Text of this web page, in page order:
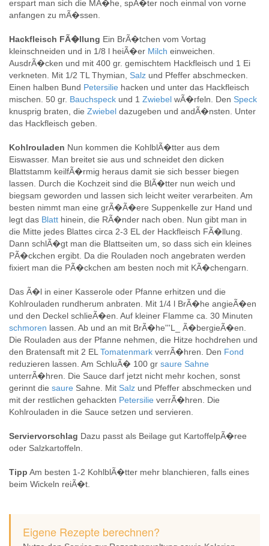
erspart man sich die MÃ�he, spÃ�ter noch einmal von vorne
anfangen zu mÃ�ssen.
Hackfleisch FÃ�llung Ein BrÃ�tchen vom Vortag
kleinschneiden und in 1/8 l heiÃ�er Milch einweichen.
AusdrÃ�cken und mit 400 gr. gemischtem Hackfleisch und 1 Ei
verkneten. Mit 1/2 TL Thymian, Salz und Pfeffer abschmecken.
Einen halben Bund Petersilie hacken und unter das Hackfleisch
mischen. 50 gr. Bauchspeck und 1 Zwiebel wÃ�rfeln. Den Speck
knusprig braten, die Zwiebel dazugeben und andÃ�nsten. Unter
das Hackfleisch geben.
Kohlrouladen Nun kommen die KohlblÃ�tter aus dem
Eiswasser. Man breitet sie aus und schneidet den dicken
Blattstamm keilfÃ�rmig heraus damit sie sich besser biegen
lassen. Durch die Kochzeit sind die BlÃ�tter nun weich und
biegsam geworden und lassen sich leicht weiter verarbeiten. Am
besten nimmt man eine grÃ�Ã�ere Suppenkelle zur Hand und
legt das Blatt hinein, die RÃ�nder nach oben. Nun gibt man in
die Mitte jedes Blattes circa 2-3 EL der Hackfleisch FÃ�llung.
Dann schlÃ�gt man die Blattseiten um, so dass sich ein kleines
PÃ�ckchen ergibt. Da die Rouladen noch angebraten werden
fixiert man die PÃ�ckchen am besten noch mit KÃ�chengarn.
Das Ã�l in einer Kasserole oder Pfanne erhitzen und die
Kohlrouladen rundherum anbraten. Mit 1/4 l BrÃ�he angieÃ�en
und den Deckel schlieÃ�en. Auf kleiner Flamme ca. 30 Minuten
schmoren lassen. Ab und an mit BrÃ�he'''L_ Ã�bergieÃ�en.
Die Rouladen aus der Pfanne nehmen, die Hitze hochdrehen und
den Bratensaft mit 2 EL Tomatenmark verrÃ�hren. Den Fond
reduzieren lassen. Am SchluÃ� 100 gr saure Sahne
unterrÃ�hren. Die Sauce darf jetzt nicht mehr kochen, sonst
gerinnt die saure Sahne. Mit Salz und Pfeffer abschmecken und
mit der restlichen gehackten Petersilie verrÃ�hren. Die
Kohlrouladen in die Sauce setzen und servieren.
Serviervorschlag Dazu passt als Beilage gut KartoffelpÃ�ree
oder Salzkartoffeln.
Tipp Am besten 1-2 KohlblÃ�tter mehr blanchieren, falls eines
beim Wickeln reiÃ�t.
Eigene Rezepte berechnen?